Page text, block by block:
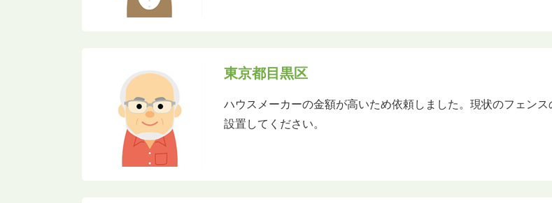
東京都目黒区
ハウスメーカーの金額が高いため依頼しました。現状のフェン
設置してください。